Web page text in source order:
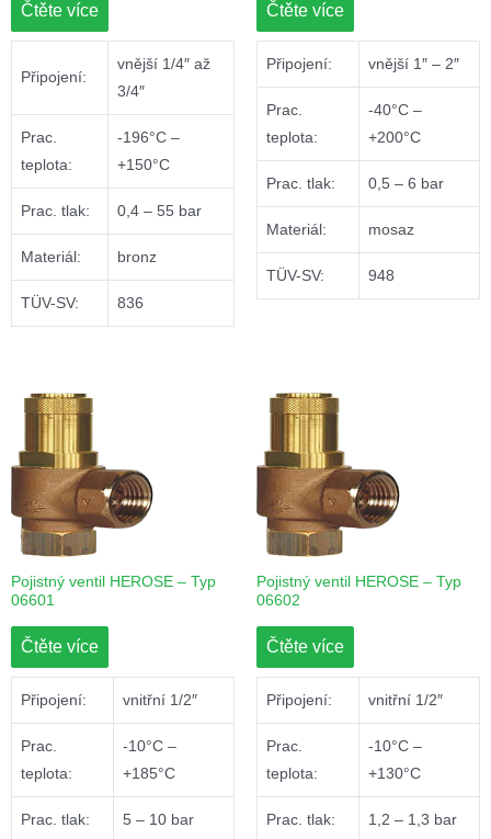
Čtěte více
Připojení:
vnější 1/4″ až
3/4″
Prac.
teplota:
-196°C –
+150°C
Prac. tlak: 0,4 – 55 bar
Materiál: bronz
TÜV-SV: 836
Čtěte více
Připojení: vnější 1″ – 2″
Prac.
teplota:
-40°C –
+200°C
Prac. tlak: 0,5 – 6 bar
Materiál: mosaz
TÜV-SV: 948
Pojistný ventil HEROSE – Typ
06601
Čtěte více
Připojení: vnitřní 1/2″
Prac.
teplota:
-10°C –
+185°C
Prac. tlak: 5 – 10 bar
Pojistný ventil HEROSE – Typ
06602
Čtěte více
Připojení: vnitřní 1/2″
Prac.
teplota:
-10°C –
+130°C
Prac. tlak: 1,2 – 1,3 bar